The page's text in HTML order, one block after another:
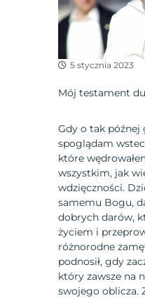
5 stycznia 2023
Mój testament
Gdy o tak
spoglądam
które
wszystkim, jak
wdzięczności.
samemu Bogu,
dobrych darów,
życiem i
różnorodne
podnosił, gdy
który zawsze na
swojego oblicza.